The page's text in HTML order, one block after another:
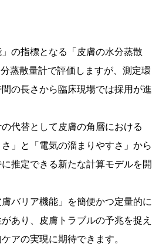
」の指標となる「皮膚の水分蒸散
蒸散量計で評価しますが、測定環
の長さから臨床現場では採用が進
代替として皮膚の角層における
さ」と「電気の溜まりやすさ」から
推定できる新たな計算モデルを開
バリア機能」を簡便かつ定量的に
あり、皮膚トラブルの予兆を捉え
アの実現に期待できます。